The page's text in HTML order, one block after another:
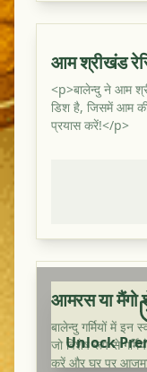
आम श्रीखंड
<p>बालेन्दु ने आम
डिश है, जिसमें आम की
प्रयास करें!</p>
Unlock
आमरस या मैंगो
बालेन्दु गर्मियों में इन
जो विशेष रूप से
करें और घर पर